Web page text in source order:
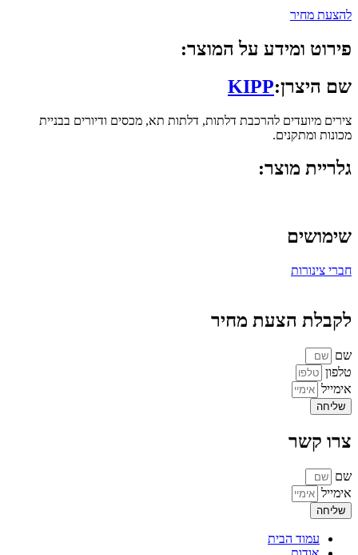
להצעת מחיר
פירוט ומידע על המוצר:
שם היצרן:KIPP
צירים מיועדים להרכבת דלתות, דלתות תא, מכסים ודיורים בבניית
מכונות ומתקנים.
גלריית מוצר:
שימושים
חברי צינורות
לקבלת הצעת מחיר
שם
טלפון
אימייל
שליחה
צרו קשר
שם
אימייל
שליחה
עמוד הבית